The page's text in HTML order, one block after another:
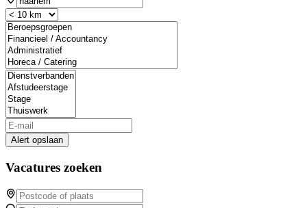
Alert opslaan
Vacatures zoeken